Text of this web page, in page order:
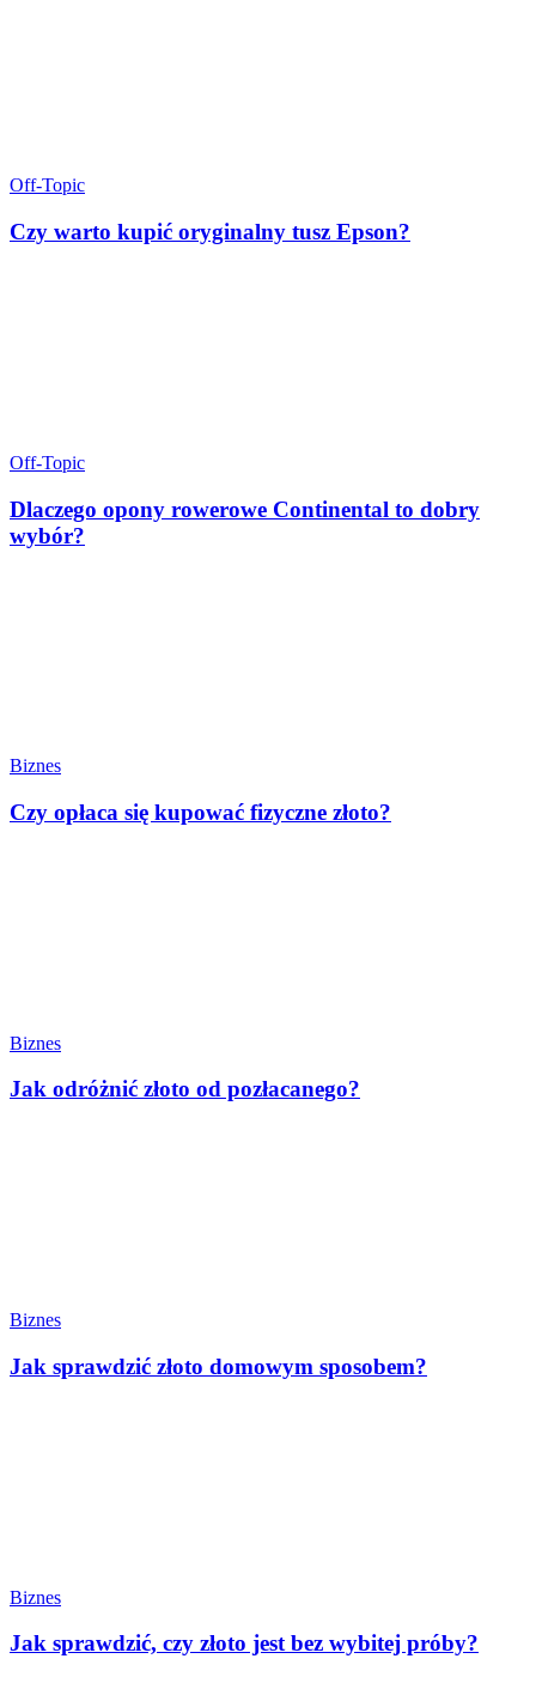
Off-Topic
Czy warto kupić oryginalny tusz Epson?
Off-Topic
Dlaczego opony rowerowe Continental to dobry
wybór?
Biznes
Czy opłaca się kupować fizyczne złoto?
Biznes
Jak odróżnić złoto od pozłacanego?
Biznes
Jak sprawdzić złoto domowym sposobem?
Biznes
Jak sprawdzić, czy złoto jest bez wybitej próby?